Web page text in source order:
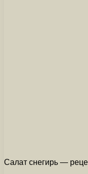
Салат снегирь —